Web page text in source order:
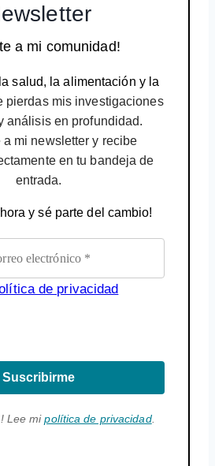
a mi comunidad!
salud, la alimentación y la
pierdas mis investigaciones
análisis en profundidad.
a mi newsletter y recibe
en tu bandeja de
entrada.
y sé parte del cambio!
de privacidad
Suscribirme
Lee mipolítica de privacidad.